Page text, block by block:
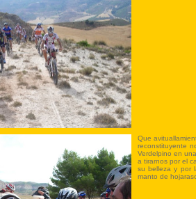
Que
reconstituyente
Verdelpino en
a tirarnos por el
su belleza y por
manto de